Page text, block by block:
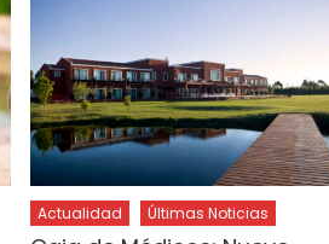
Actualidad Últimas Noticias